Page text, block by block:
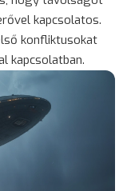
kapcsolatos.
konfliktusokat
kapcsolatban.